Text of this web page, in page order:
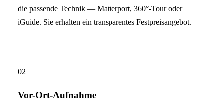
die passende Technik — Matterport, 360°-Tour oder
iGuide. Sie erhalten ein transparentes Festpreisangebot.
02
Vor-Ort-Aufnahme